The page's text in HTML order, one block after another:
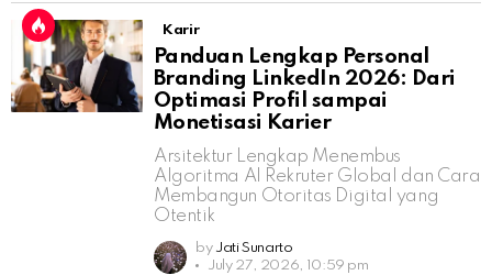
Karir
Panduan Lengkap Personal
Branding LinkedIn 2026: Dari
Optimasi Profil sampai
Monetisasi Karier
Arsitektur Lengkap Menembus
Algoritma AI Rekruter Global dan Cara
Membangun Otoritas Digital yang
Otentik
by Jati Sunarto
July 27, 2026, 10:59 pm